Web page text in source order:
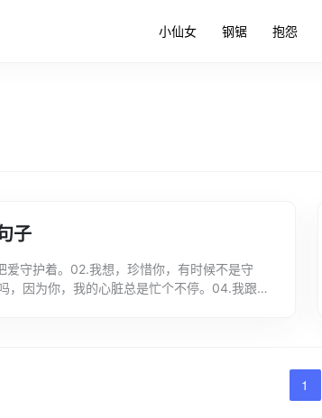
小仙女 钢锯 抱怨
子
爱守护着。02.我想，珍惜你，有时候不是守
，因为你，我的心脏总是忙个不停。04.我跟我
1